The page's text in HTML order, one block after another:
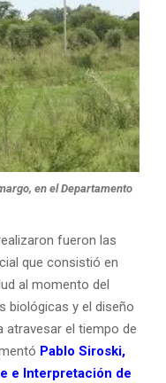
en el Departamento
fueron las
que consistió en
al momento del
biológicas y el diseño
atravesar el tiempo de
Pablo Siroski,
e Interpretación de